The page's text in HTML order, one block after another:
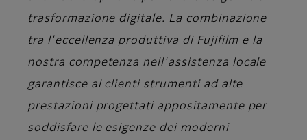
trasformazione digitale. La combinazione
tra l'eccellenza produttiva di Fujifilm e la
nostra competenza nell'assistenza locale
garantisce ai clienti strumenti ad alte
prestazioni progettati appositamente per
soddisfare le esigenze dei moderni